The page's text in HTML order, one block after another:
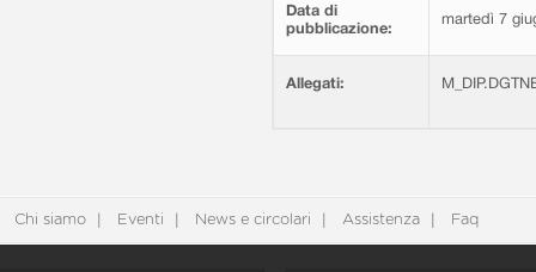
Data di
pubblicazione:
martedì 7
Allegati:
Chi siamo Eventi News e circolari Assistenza Faq